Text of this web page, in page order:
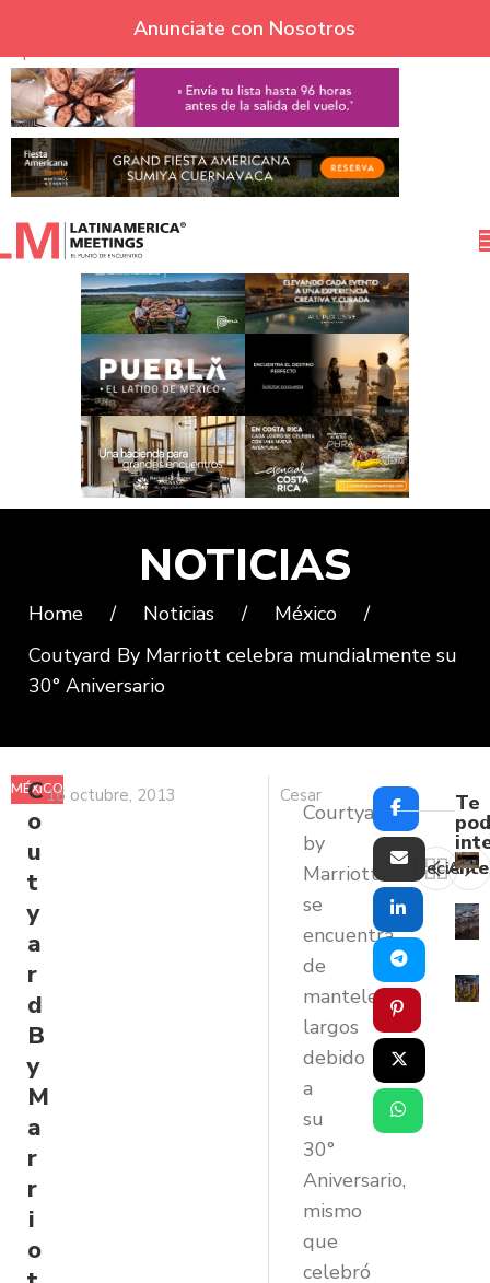
Skip to navigation
Skip to main content
Anunciate con Nosotros
NOTICIAS
Home / Noticias / México
/
Coutyard By Marriott celebra mundialmente su
30° Aniversario
MÉXICO
C
o
u
t
y
a
r
d
B
y
M
a
r
r
i
o
16 octubre, 2013 Cesar
Courtyard
by
Marriott
se
encuentra
de
manteles
largos
debido
a
su
30°
Aniversario,
mismo
que
celebró
Reciente
Te